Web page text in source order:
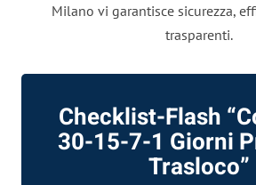
Milano vi garantisce sicurezza,
trasparenti.
Checklist-Flash
30-15-7-1 Giorni
Trasloco”